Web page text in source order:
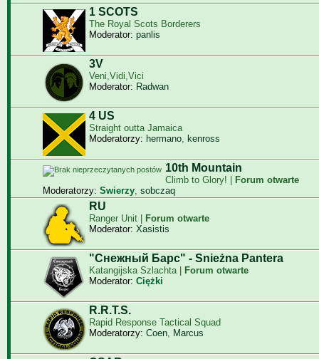
1 SCOTS
The Royal Scots Borderers
Moderator: panlis
3V
Veni,Vidi,Vici
Moderator: Radwan
4 US
Straight outta Jamaica
Moderatorzy: hermano, kenross
10th Mountain
Climb to Glory! |
Forum otwarte
Moderatorzy: Swierzy, sobczaq
RU
Ranger Unit |
Forum otwarte
Moderator: Xasistis
"Снежный Барс" - Snieżna Pantera
Katangijska Szlachta |
Forum otwarte
Moderator: Ciężki
R.R.T.S.
Rapid Response Tactical Squad
Moderatorzy: Coen, Marcus